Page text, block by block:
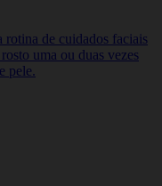
rotina de cuidados faciais
uma ou duas vezes
pele.